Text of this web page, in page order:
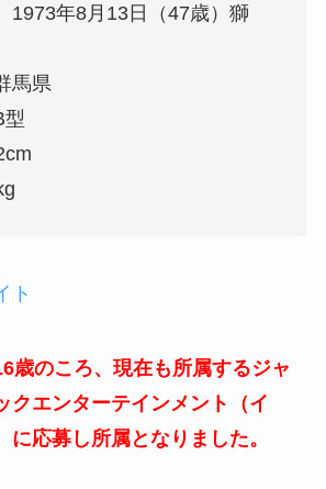
年8月13日（47歳）獅
馬県
ト
歳のころ、現在も所属するジャ
クエンターテインメント（イ
に応募し所属となりました。